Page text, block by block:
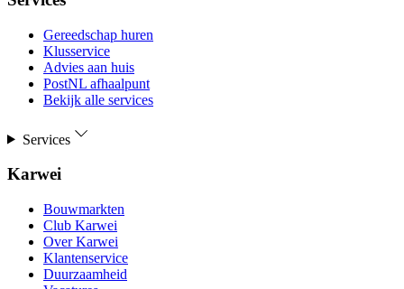
Gereedschap huren
Klusservice
Advies aan huis
PostNL afhaalpunt
Bekijk alle services
Services
Karwei
Bouwmarkten
Club Karwei
Over Karwei
Klantenservice
Duurzaamheid